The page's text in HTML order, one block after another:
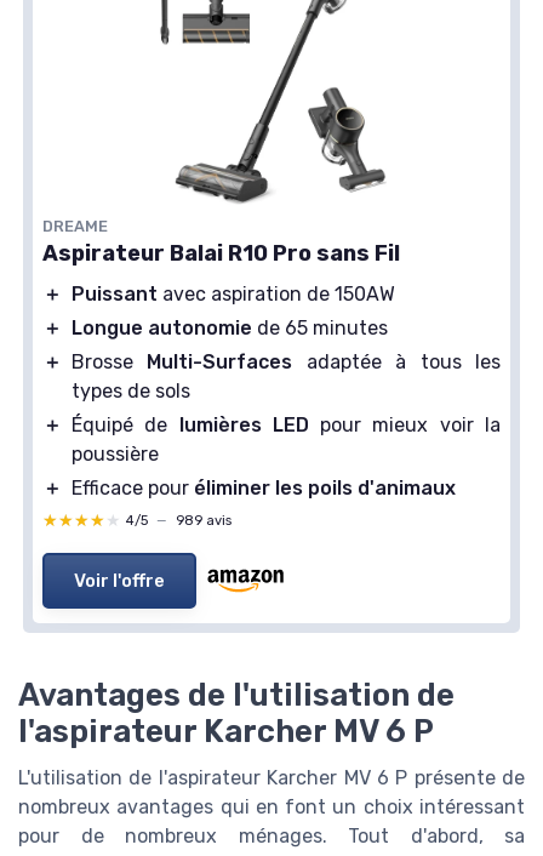
DREAME
Aspirateur Balai R10 Pro sans Fil
＋ Puissant avec aspiration de 150AW
＋
Longue autonomie de 65 minutes
＋
Brosse Multi-Surfaces adaptée à tous les
types de sols
＋
Équipé de lumières LED pour mieux voir la
poussière
＋
Efficace pour éliminer les poils d'animaux
★★★★★
★★★★★ 4/5 — 989 avis
Voir l'offre
Avantages de l'utilisation de
l'aspirateur Karcher MV 6 P
L'utilisation de l'aspirateur Karcher MV 6 P présente de
nombreux avantages qui en font un choix intéressant
pour de nombreux ménages. Tout d'abord, sa